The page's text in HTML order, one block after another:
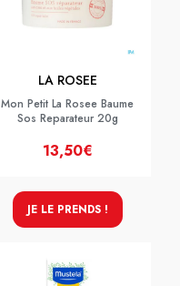
LA ROSEE
Mon Petit La Rosee Baume
Sos Reparateur 20g
13,50€
JE LE PRENDS !